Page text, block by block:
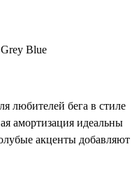
любителей бега в стиле
амортизация идеальны
акценты добавляют